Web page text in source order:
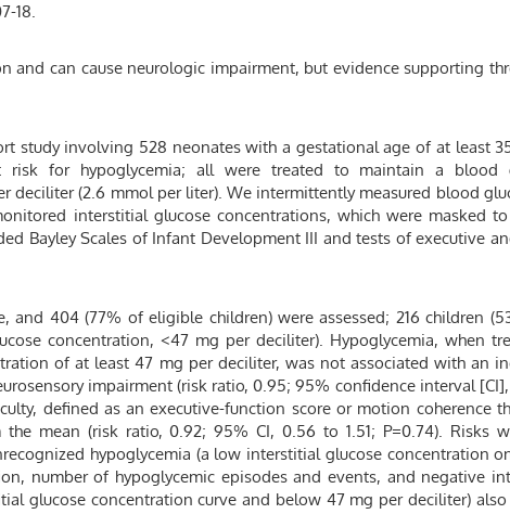
18.
and can cause neurologic impairment, but evidence supporting
study involving 528 neonates with a gestational age of at least
for hypoglycemia; all were treated to maintain a blood
deciliter (2.6 mmol per liter). We intermittently measured blood
interstitial glucose concentrations, which were masked
Bayley Scales of Infant Development III and tests of executive
and 404 (77% of eligible children) were assessed; 216 children
concentration, <47 mg per deciliter). Hypoglycemia, when
of at least 47 mg per deciliter, was not associated with an
impairment (risk ratio, 0.95; 95% confidence interval
defined as an executive-function score or motion coherence
mean (risk ratio, 0.92; 95% CI, 0.56 to 1.51; P=0.74). Risks
hypoglycemia (a low interstitial glucose concentration
number of hypoglycemic episodes and events, and negative
glucose concentration curve and below 47 mg per deciliter)